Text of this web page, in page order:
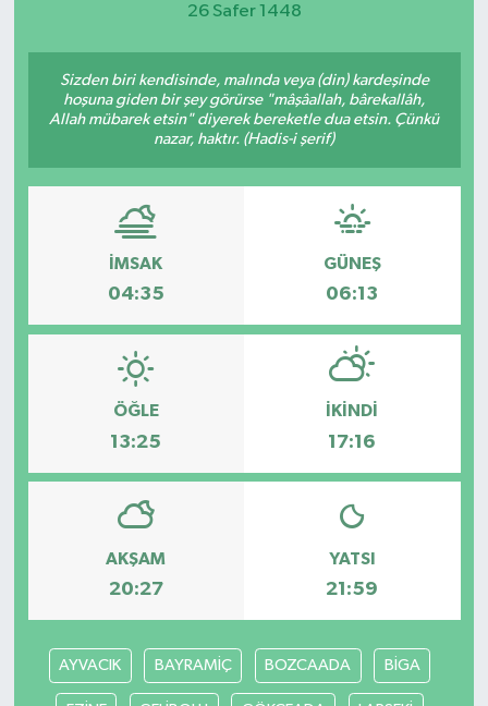
26 Safer 1448
Sizden biri kendisinde, malında veya (din) kardeşinde
hoşuna giden bir şey görürse "mâşâallah, bârekallâh,
Allah mübarek etsin" diyerek bereketle dua etsin. Çünkü
nazar, haktır. (Hadis-i şerif)
İMSAK
04:35
GÜNEŞ
06:13
ÖĞLE
13:25
İKINDI
17:16
AKŞAM
20:27
YATSI
21:59
AYVACIK BAYRAMİÇ BOZCAADA BİGA